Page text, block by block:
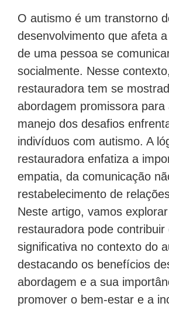
O autismo é um transtorno
desenvolvimento que afeta
de uma pessoa se
socialmente. Nesse
restauradora tem se
abordagem promissora para
manejo dos desafios
indivíduos com autismo. A
restauradora enfatiza a
empatia, da comunicação
restabelecimento de
Neste artigo, vamos
restauradora pode contribuir
significativa no contexto do
destacando os benefícios
abordagem e a sua
promover o bem-estar e a